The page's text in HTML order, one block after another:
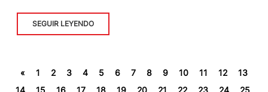
SEGUIR LEYENDO
« 1 2 3 4 5 6 7 8 9 10 11 12
13
14
15 16 17 18 19 20 21 22 23 24
25